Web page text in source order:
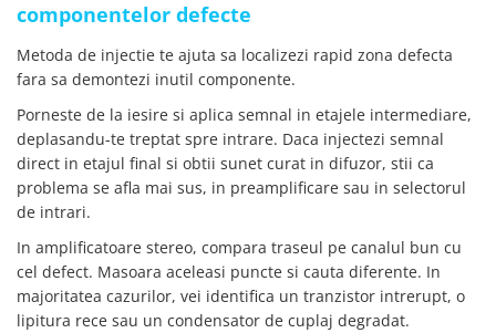
componentelor defecte
Metoda de injectie te ajuta sa localizezi rapid zona defecta
fara sa demontezi inutil componente.
Porneste de la iesire si aplica semnal in etajele intermediare,
deplasandu-te treptat spre intrare. Daca injectezi semnal
direct in etajul final si obtii sunet curat in difuzor, stii ca
problema se afla mai sus, in preamplificare sau in selectorul
de intrari.
In amplificatoare stereo, compara traseul pe canalul bun cu
cel defect. Masoara aceleasi puncte si cauta diferente. In
majoritatea cazurilor, vei identifica un tranzistor intrerupt, o
lipitura rece sau un condensator de cuplaj degradat.